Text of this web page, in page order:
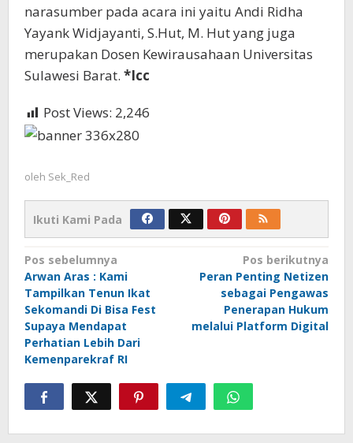
narasumber pada acara ini yaitu Andi Ridha
Yayank Widjayanti, S.Hut, M. Hut yang juga
merupakan Dosen Kewirausahaan Universitas
Sulawesi Barat. *Icc
Post Views: 2,246
oleh Sek_Red
Ikuti Kami Pada
Navigasi
pos
Pos sebelumnya
Arwan Aras : Kami
Tampilkan Tenun Ikat
Sekomandi Di Bisa Fest
Supaya Mendapat
Perhatian Lebih Dari
Kemenparekraf RI
Pos berikutnya
Peran Penting Netizen
sebagai Pengawas
Penerapan Hukum
melalui Platform Digital